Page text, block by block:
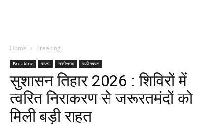
Home Breaking
Breaking राज्य छत्तीसगढ़ बड़ी खबर
सुशासन तिहार 2026 : शिविरों में
त्वरित निराकरण से जरूरतमंदों को
मिली बड़ी राहत